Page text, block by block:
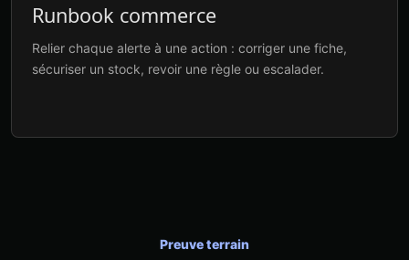
Runbook commerce
Relier chaque alerte à une action : corriger une fiche,
sécuriser un stock, revoir une règle ou escalader.
Preuve terrain